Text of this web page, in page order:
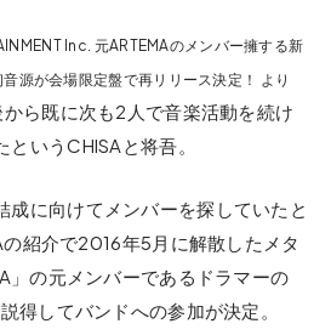
Inc. 元ARTEMAのメンバー擁する新
源が会場限定盤で再リリース決定！ より
ら既に次も2人で音楽活動を続け
いうCHISAと将吾。
成に向けてメンバーを探していたと
紹介で2016年5月に解散したメタ
」の元メンバーであるドラマーの
得してバンドへの参加が決定。